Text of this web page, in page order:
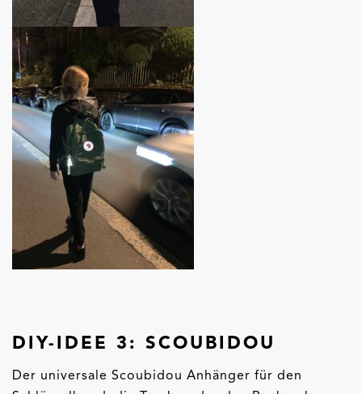
DIY-IDEE 3: SCOUBIDOU
Der universale Scoubidou Anhänger für den